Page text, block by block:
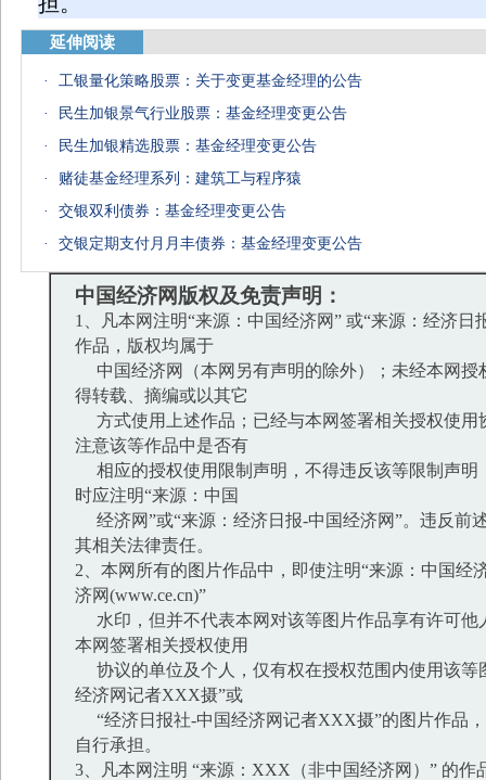
延伸阅读
·
工银量化策略股票：关于变更基金经理的公告
·
民生加银景气行业股票：基金经理变更公告
·
民生加银精选股票：基金经理变更公告
·
赌徒基金经理系列：建筑工与程序猿
·
交银双利债券：基金经理变更公告
·
交银定期支付月月丰债券：基金经理变更公告
中国经济网版权及免责声明：
1、凡本网注明“来源：中国经济网” 或“来源：经济日
作品，版权均属于
中国经济网（本网另有声明的除外）；未经本网授
得转载、摘编或以其它
方式使用上述作品；已经与本网签署相关授权使用
注意该等作品中是否有
相应的授权使用限制声明，不得违反该等限制声明
时应注明“来源：中国
经济网”或“来源：经济日报-中国经济网”。违反前
其相关法律责任。
2、本网所有的图片作品中，即使注明“来源：中国经
济网(www.ce.cn)”
水印，但并不代表本网对该等图片作品享有许可他
本网签署相关授权使用
协议的单位及个人，仅有权在授权范围内使用该等
经济网记者XXX摄”或
“经济日报社-中国经济网记者XXX摄”的图片作品
自行承担。
3、凡本网注明 “来源：XXX（非中国经济网）” 的作